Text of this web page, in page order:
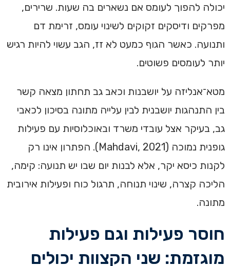
יכולה להפוך לעומס אם נשארים בה שעות. שרירים,
מפרקים ודיסקים זקוקים לשינוי עומס, זרימת דם
ותנועה. כאשר הגוף כמעט לא זז, הגב עשוי להיות רגיש
יותר לעומסים פשוטים.
מטא־אנליזה על יושבנות וכאב גב תחתון מצאה קשר
בין התנהגות יושבנית לבין עלייה מתונה בסיכון לכאבי
גב, בעיקר אצל עובדי משרד ובאוכלוסיות עם פעילות
גופנית נמוכה (Mahdavi, 2021). הפתרון אינו רק
לקנות כיסא יקר, אלא לבנות יום שבו יש תנועה: קימה,
הליכה קצרה, שינוי תנוחה, תרגול כוח ופעילות אירובית
מתונה.
חוסר פעילות וגם פעילות
מוגזמת: שני הקצוות יכולים